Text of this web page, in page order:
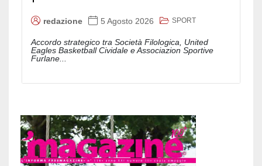
redazione 5 Agosto 2026 SPORT
Accordo strategico tra Società Filologica, United
Eagles Basketball Cividale e Associazion Sportive
Furlane...